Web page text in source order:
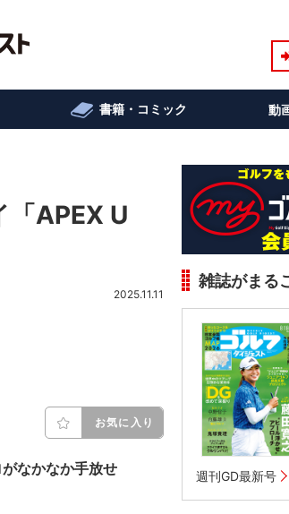
書籍・コミック 動
「APEX U
2025.11.11
お気に入り
なかなか手放せ
雑誌がまる
週刊GD最新号